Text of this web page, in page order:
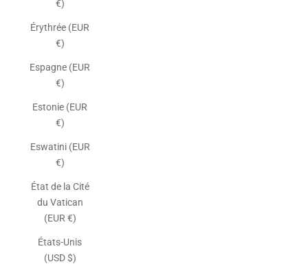
€)
Érythrée (EUR
€)
Espagne (EUR
€)
Estonie (EUR
€)
Eswatini (EUR
€)
État de la Cité
du Vatican
(EUR €)
États-Unis
(USD $)